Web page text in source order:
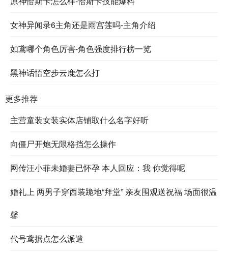
女神异闻录6主角还是雨宫莲吗-主角介绍
如鸢哪个角色厉害-角色强度排行榜一览
黑神话悟空步云鹿怎么打
更多推荐
主营童装女装实体店铺取什么名字好听
向僵尸开炮无限格挡怎么操作
网传汪小菲未婚妻已怀孕 本人回应：我 你觉得呢
婚礼上 两男子穿西装跪地“拜堂” 亲友围观送祝福 场面很温
馨
代号鸢据点怎么派遣